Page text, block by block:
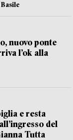
nuovo ponte
l’ok alla
e resta
del
Tutta